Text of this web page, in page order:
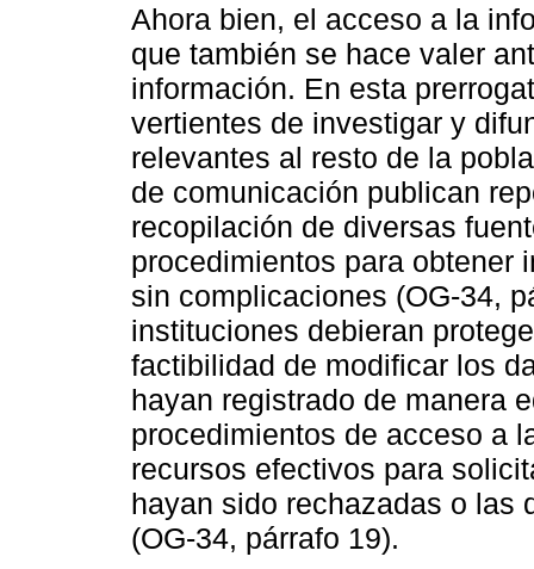
Ahora bien, el acceso a la
que también se hace valer
información. En esta
vertientes de investigar y
relevantes al resto de la
de comunicación publican
recopilación de diversas
procedimientos para obtener
sin complicaciones (OG-34,
instituciones debieran
factibilidad de modificar los
hayan registrado de manera
procedimientos de acceso a
recursos efectivos para
hayan sido rechazadas o las
(OG-34, párrafo 19).